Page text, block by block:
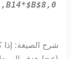
شرح الصيغة: إذا